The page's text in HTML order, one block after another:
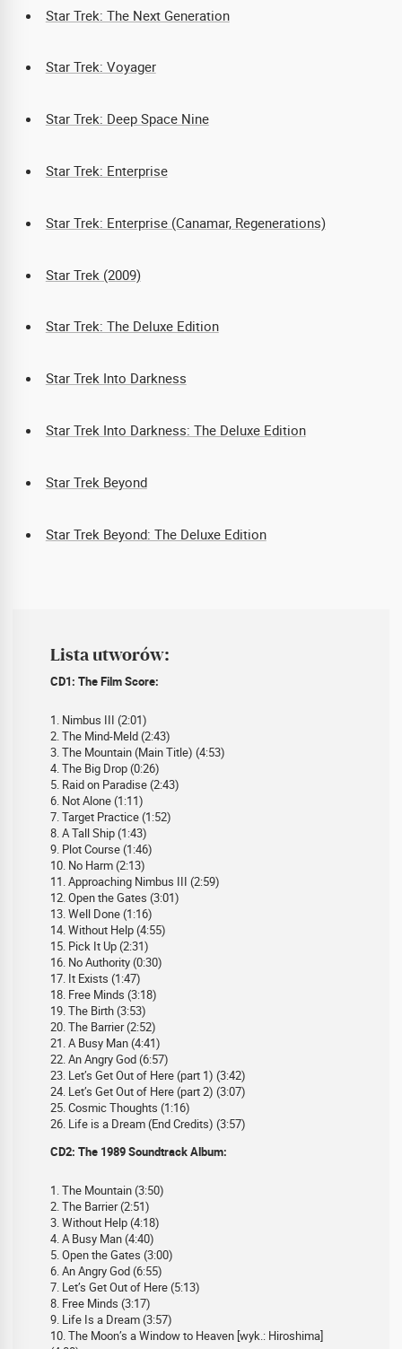
Star Trek: The Next Generation
Star Trek: Voyager
Star Trek: Deep Space Nine
Star Trek: Enterprise
Star Trek: Enterprise (Canamar, Regenerations)
Star Trek (2009)
Star Trek: The Deluxe Edition
Star Trek Into Darkness
Star Trek Into Darkness: The Deluxe Edition
Star Trek Beyond
Star Trek Beyond: The Deluxe Edition
Lista utworów:
CD1: The Film Score:
1. Nimbus III (2:01)
2. The Mind-Meld (2:43)
3. The Mountain (Main Title) (4:53)
4. The Big Drop (0:26)
5. Raid on Paradise (2:43)
6. Not Alone (1:11)
7. Target Practice (1:52)
8. A Tall Ship (1:43)
9. Plot Course (1:46)
10. No Harm (2:13)
11. Approaching Nimbus III (2:59)
12. Open the Gates (3:01)
13. Well Done (1:16)
14. Without Help (4:55)
15. Pick It Up (2:31)
16. No Authority (0:30)
17. It Exists (1:47)
18. Free Minds (3:18)
19. The Birth (3:53)
20. The Barrier (2:52)
21. A Busy Man (4:41)
22. An Angry God (6:57)
23. Let’s Get Out of Here (part 1) (3:42)
24. Let’s Get Out of Here (part 2) (3:07)
25. Cosmic Thoughts (1:16)
26. Life is a Dream (End Credits) (3:57)
CD2: The 1989 Soundtrack Album:
1. The Mountain (3:50)
2. The Barrier (2:51)
3. Without Help (4:18)
4. A Busy Man (4:40)
5. Open the Gates (3:00)
6. An Angry God (6:55)
7. Let’s Get Out of Here (5:13)
8. Free Minds (3:17)
9. Life Is a Dream (3:57)
10. The Moon’s a Window to Heaven [wyk.: Hiroshima]